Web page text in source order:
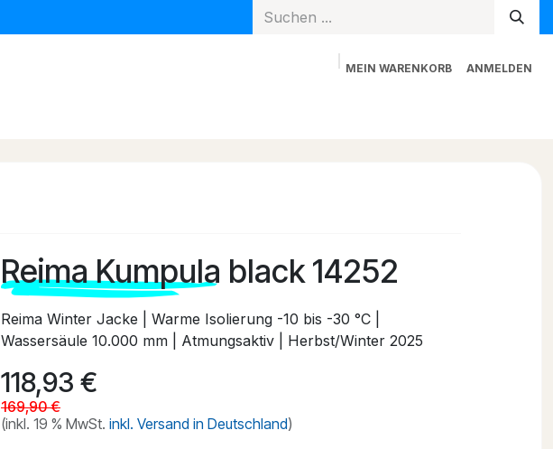
MEIN WARENKORB ANMELDEN
Reima Kumpula black 14252
Reima Winter Jacke | Warme Isolierung -10 bis -30 °C |
Wassersäule 10.000 mm | Atmungsaktiv | Herbst/Winter 2025
118,93 €
169,90€
(inkl. 19 % MwSt. inkl. Versand in Deutschland)